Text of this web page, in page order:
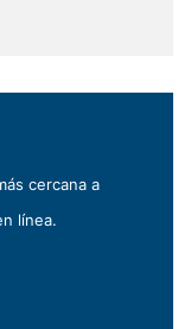
cercana a
línea.